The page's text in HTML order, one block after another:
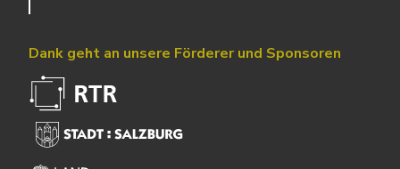
Dank geht an unsere Förderer und Sponsoren